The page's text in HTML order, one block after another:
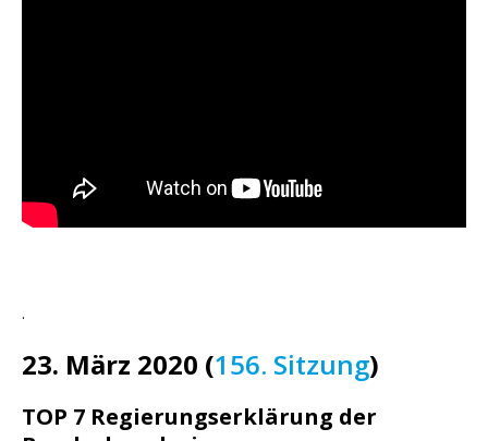
.
23. März 2020 (156. Sitzung)
TOP 7 Regierungserklärung der